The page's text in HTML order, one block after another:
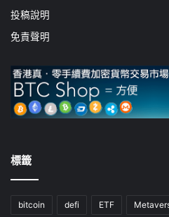
投稿說明
免責聲明
標籤
bitcoin defi ETF